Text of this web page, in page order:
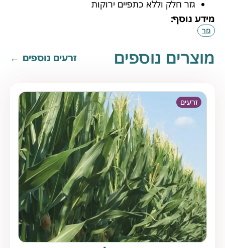
גזר חלק וללא כתפיים ירוקות
מידע נוסף:
גזר
מוצרים נוספים זרעים נוספים
זרעים